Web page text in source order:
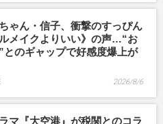
ゃん・信子、衝撃のすっぴん
メイクよりいい》の声…“お
とのギャップで好感度爆上が
2026/8/6
マ『大空港』が税関とのコラ